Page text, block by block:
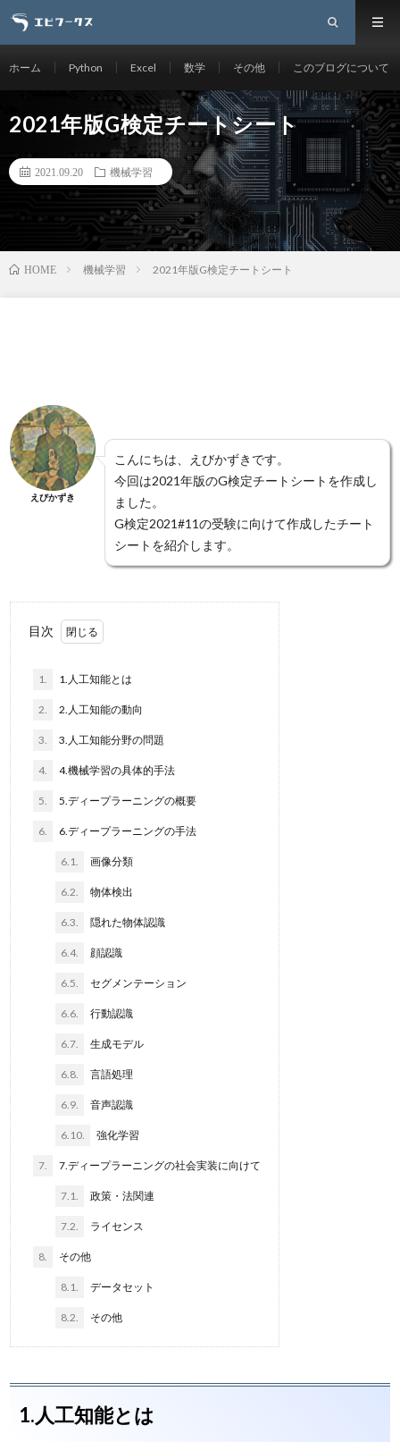
ホーム Python Excel 数学 その他 このブログについて
2021年版G検定チートシート
2021.09.20 機械学習
HOME 機械学習 2021年版G検定チートシート
えびかずき
こんにちは、えびかずきです。
今回は2021年版のG検定チートシートを作成し
ました。
G検定2021#11の受験に向けて作成したチート
シートを紹介します。
目次
1. 1.人工知能とは
2. 2.人工知能の動向
3. 3.人工知能分野の問題
4. 4.機械学習の具体的手法
5. 5.ディープラーニングの概要
6. 6.ディープラーニングの手法
6.1. 画像分類
6.2. 物体検出
6.3. 隠れた物体認識
6.4. 顔認識
6.5. セグメンテーション
6.6. 行動認識
6.7. 生成モデル
6.8. 言語処理
6.9. 音声認識
6.10. 強化学習
7. 7.ディープラーニングの社会実装に向けて
7.1. 政策・法関連
7.2. ライセンス
8. その他
8.1. データセット
8.2. その他
1.人工知能とは